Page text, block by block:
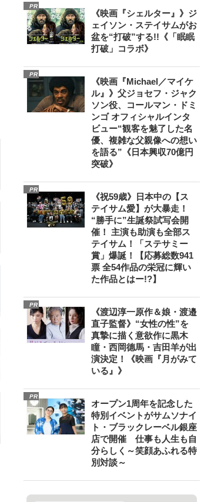
PR
《映画『シェルター』》ジ
ェイソン・ステイサムがお
盆を“打破”する!!《「眠眠
打破」コラボ》
PR
《映画『Michael／マイケ
ル』》父ジョセフ・ジャク
ソン役、コールマン・ドミ
ンゴ オフィシャルインタ
ビュー“観客を魅了した名
優、複雑な父親像への想い
を語る”《日本興収70億円
突破》
PR
《祝59歳》日本中の【ス
テイサム愛】が大暴走！
“勝手に”生誕祭試写会開
催！ 主演も助演も全部ス
テイサム！「ステサミー
賞」爆誕！【応募総数941
票 全54作品の栄冠に輝い
た作品とはー!?】
PR
《渡辺淳一原作＆娘・渡邉
直子監督》“女性の性”を
真摯に描く意欲作に黒木
瞳・西岡德馬・吉田羊が出
演決定！《映画『月がみて
いる』》
PR
オープン1周年を記念した
特別イベントがサムソナイ
ト・ブラックレーベル銀座
店で開催 仕事も人生も自
分らしく～笑顔あふれる特
別対談～